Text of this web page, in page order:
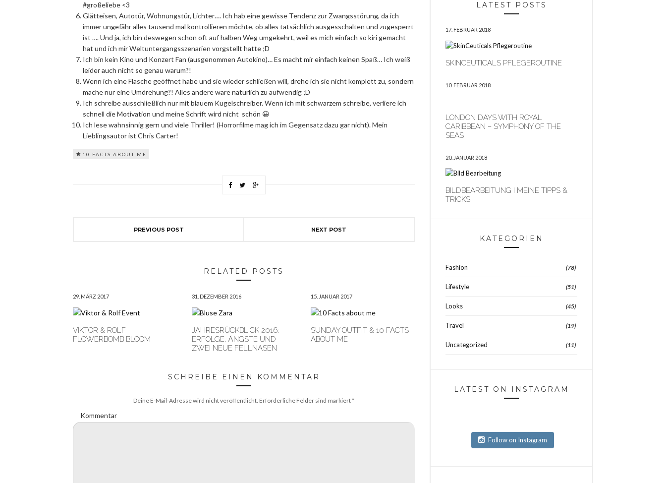
#großeliebe <3
Glätteisen, Autotür, Wohnungstür, Lichter…. Ich hab eine gewisse Tendenz zur Zwangsstörung, da ich
immer ungefähr alles tausend mal kontrollieren möchte, ob alles tatsächlich ausgesschalten und zugesperrt
ist …. Und ja, ich bin deswegen schon oft auf halben Weg umgekehrt, weil es mich einfach so kiri gemacht
hat und ich mir Weltuntergangsszenarien vorgstellt hatte ;D
Ich bin kein Kino und Konzert Fan (ausgenommen Autokino)… Es macht mir einfach keinen Spaß… Ich weiß
leider auch nicht so genau warum?!
Wenn ich eine Flasche geöffnet habe und sie wieder schließen will, drehe ich sie nicht komplett zu, sondern
mache nur eine Umdrehung?! Alles andere wäre natürlich zu aufwendig ;D
Ich schreibe ausschließlich nur mit blauem Kugelschreiber. Wenn ich mit schwarzem schreibe, verliere ich
schnell die Motivation und meine Schrift wird nicht schön 😀
Ich lese wahnsinnig gern und viele Thriller! (Horrorfilme mag ich im Gegensatz dazu gar nicht). Mein
Lieblingsautor ist Chris Carter!
10 FACTS ABOUT ME
PREVIOUS POST NEXT POST
RELATED POSTS
29. MÄRZ 2017
VIKTOR & ROLF
FLOWERBOMB BLOOM
31. DEZEMBER 2016
JAHRESRÜCKBLICK 2016:
ERFOLGE, ÄNGSTE UND
ZWEI NEUE FELLNASEN
15. JANUAR 2017
SUNDAY OUTFIT & 10 FACTS
ABOUT ME
SCHREIBE EINEN KOMMENTAR
Deine E-Mail-Adresse wird nicht veröffentlicht. Erforderliche Felder sind markiert*
Kommentar
LATEST POSTS
17. FEBRUAR 2018
SKINCEUTICALS PFLEGEROUTINE
10. FEBRUAR 2018
LONDON DAYS WITH ROYAL
CARIBBEAN – SYMPHONY OF THE
SEAS
20. JANUAR 2018
BILDBEARBEITUNG I MEINE TIPPS &
TRICKS
KATEGORIEN
Fashion (78)
Lifestyle (51)
Looks (45)
Travel (19)
Uncategorized (11)
LATEST ON INSTAGRAM
Follow on Instagram